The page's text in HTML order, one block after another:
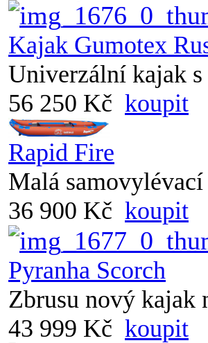
Kajak Gumotex
Univerzální kajak
56 250 Kč koupit
Rapid Fire
Malá
36 900 Kč koupit
Pyranha Scorch
Zbrusu nový kajak
43 999 Kč koupit